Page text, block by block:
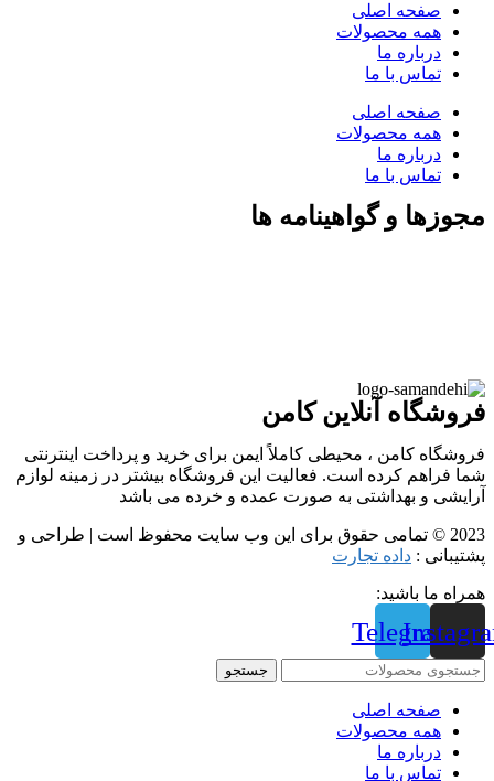
صفحه اصلی
همه محصولات
درباره ما
تماس با ما
صفحه اصلی
همه محصولات
درباره ما
تماس با ما
مجوزها و گواهینامه ها
فروشگاه آنلاین کامن
فروشگاه کامن ، محیطی کاملاً ایمن برای خرید و پرداخت اینترنتی
شما فراهم کرده است. فعالیت این فروشگاه بیشتر در زمینه لوازم
آرایشی و بهداشتی به صورت عمده و خرده می باشد
2023 © تمامی حقوق برای این وب سایت محفوظ است | طراحی و
پشتیبانی : داده تجارت
همراه ما باشید:
Telegram
جستجو
صفحه اصلی
همه محصولات
درباره ما
تماس با ما